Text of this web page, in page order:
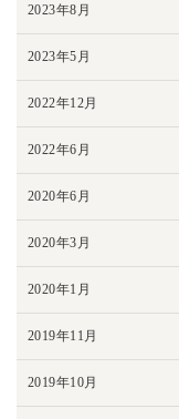
2023年8月
2023年5月
2022年12月
2022年6月
2020年6月
2020年3月
2020年1月
2019年11月
2019年10月